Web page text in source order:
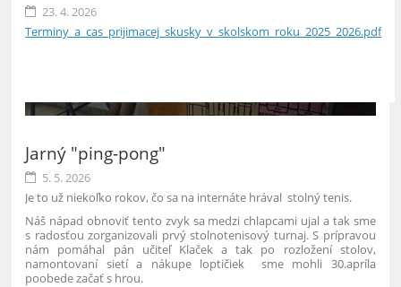
23. 4. 2026
Terminy_a_cas_prijimacej_skusky_v_skolskom_roku_2025_2026.pdf
Jarný "ping-pong"
5. 5. 2026
Je to už niekoľko rokov, čo sa na internáte hrával stolný tenis.
Náš nápad obnoviť tento zvyk sa medzi chlapcami ujal a tak sme
s radosťou zorganizovali prvý stolnotenisový turnaj. S prípravou
nám pomáhal pán učiteľ Klaček a tak po rozložení stolov,
namontovaní sietí a nákupe loptičiek sme mohli 30.apríla
poobede začať s hrou.